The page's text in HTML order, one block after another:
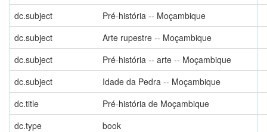
dc.subject
Pré-história -- Moçambique
dc.subject
Arte rupestre -- Moçambique
dc.subject
Pré-história -- arte -- Moçambique
dc.subject
Idade da Pedra -- Moçambique
dc.title
Pré-história de Moçambique
dc.type
book